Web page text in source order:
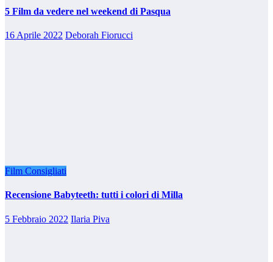
5 Film da vedere nel weekend di Pasqua
16 Aprile 2022 Deborah Fiorucci
Film Consigliati
Recensione Babyteeth: tutti i colori di Milla
5 Febbraio 2022 Ilaria Piva